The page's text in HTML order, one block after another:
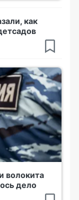
как
волокита
дело